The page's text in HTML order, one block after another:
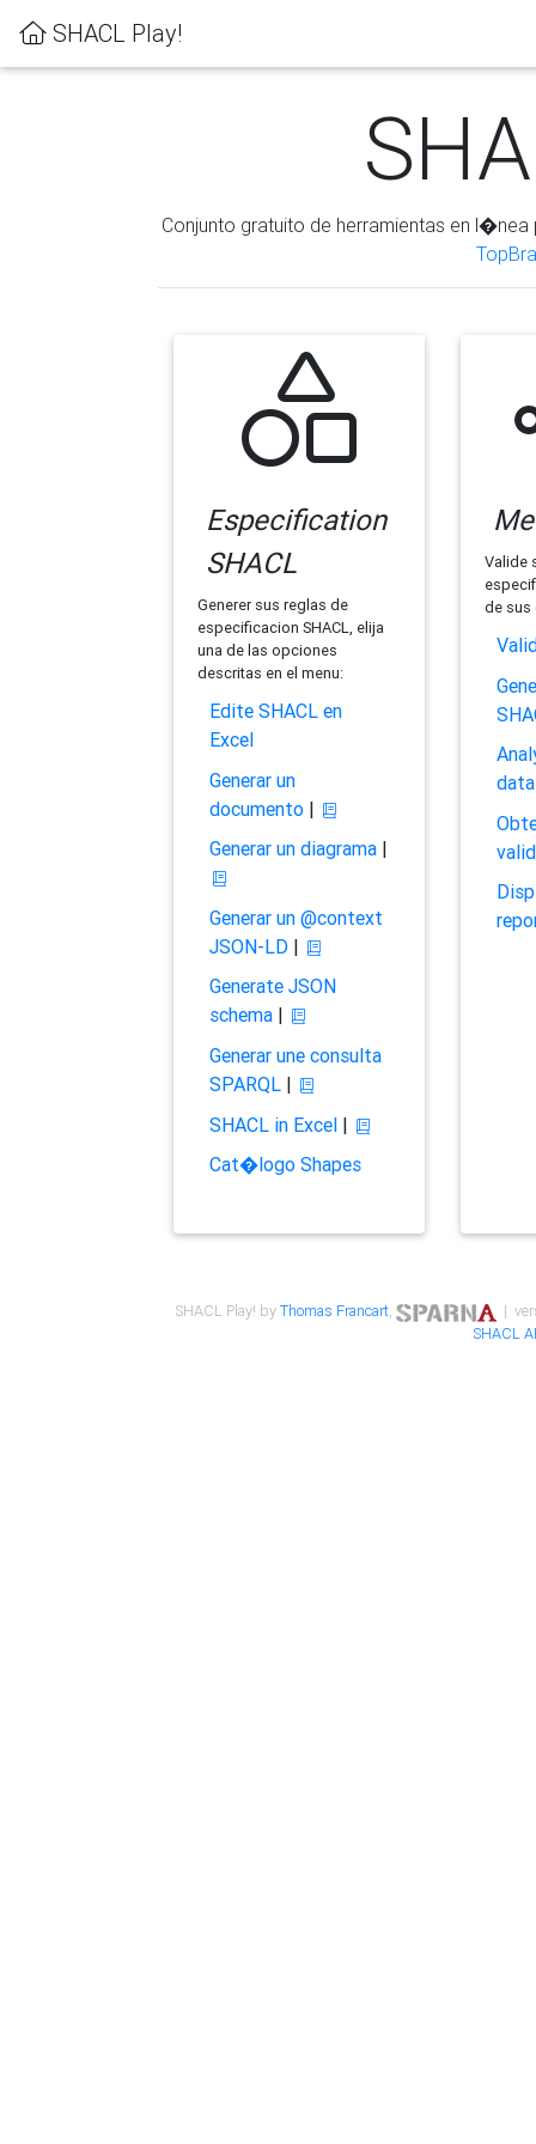
SHACL Play!
Conjunto gratuito de herramientas en
Especification
SHACL
Generer sus reglas de
especificacion SHACL, elija
una de las opciones
descritas en el menu:
Edite SHACL en
Excel
Generar un
documento|
Generar un diagrama|
Generar un @context
JSON-LD|
Generate JSON
schema|
Generar une consulta
SPARQL|
SHACL in Excel|
Cat�logo Shapes
Valide
de sus
SHACL Play! byThomas Francart,
|
SHACL